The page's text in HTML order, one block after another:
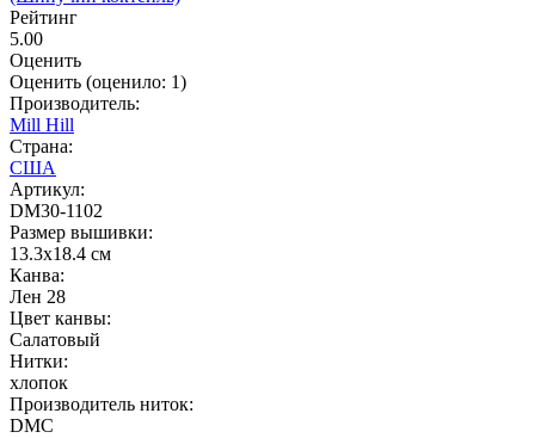
Рейтинг
5.00
Оценить
Оценить (оценило: 1)
Производитель:
Mill Hill
Страна:
США
Артикул:
DM30-1102
Размер вышивки:
13.3x18.4 см
Канва:
Лен 28
Цвет канвы:
Салатовый
Нитки:
хлопок
Производитель ниток:
DMC